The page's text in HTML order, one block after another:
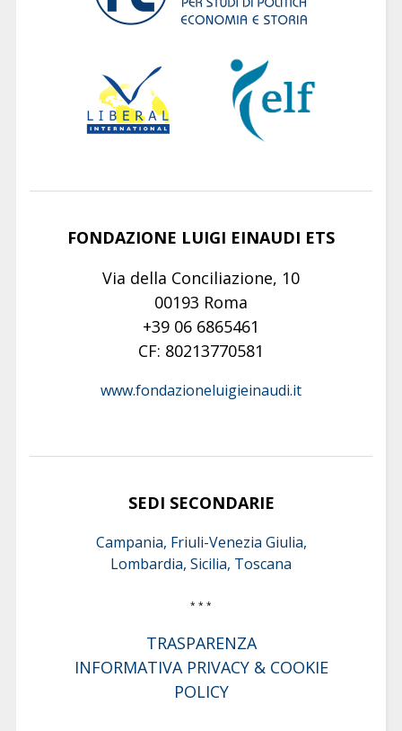
FONDAZIONE LUIGI EINAUDI ETS
Via della Conciliazione, 10
00193 Roma
+39 06 6865461
CF: 80213770581
www.fondazioneluigieinaudi.it
SEDI SECONDARIE
Campania, Friuli-Venezia Giulia,
Lombardia, Sicilia, Toscana
* * *
TRASPARENZA
INFORMATIVA PRIVACY & COOKIE
POLICY